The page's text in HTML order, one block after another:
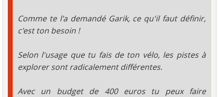
Comme te l'a demandé Garik, ce qu'il faut définir,
c'est ton besoin !
Selon l'usage que tu fais de ton vélo, les pistes à
explorer sont radicalement différentes.
Avec un budget de 400 euros tu peux faire